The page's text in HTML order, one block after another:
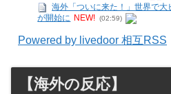
海外「ついに来た！」世界で
が開始に NEW! (02:59)
Powered by livedoor 相互RSS
【海外の反応】